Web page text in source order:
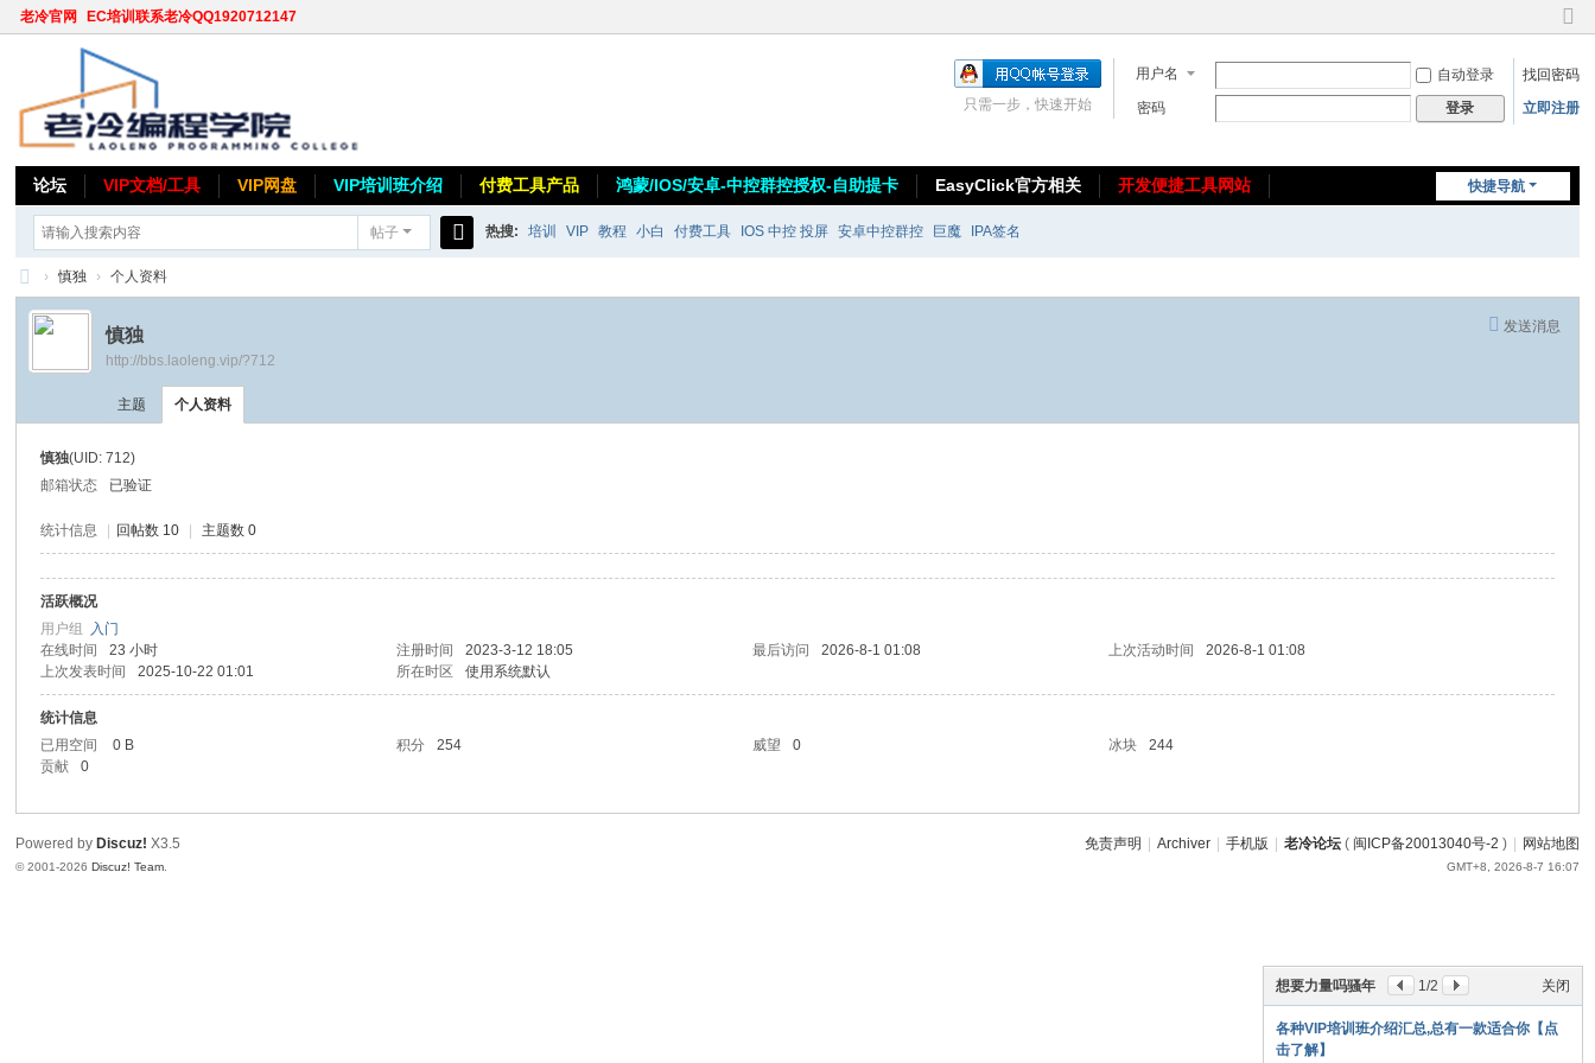
老冷官网 EC培训联系老冷QQ1920712147
切
到
窄
用户名 自动登录
找回密码
密码
登录 立即注册
只需一步，快速开始
快捷导航
论坛 VIP文档/工具 VIP网盘 VIP培训班介绍 付费工具产品 鸿蒙/IOS/安卓-中控群控授权-自助提卡 EasyClick官方相关
开发便捷工具网站
帖子
索
热搜: 培训 VIP 教程 小白 付费工具 IOS 中控 投屏 安卓中控群控 巨魔 IPA签名
老
› 慎独 › 个人资料
发送消息
慎独
http://bbs.laoleng.vip/?712
主题 个人资料
慎独(UID: 712)
邮箱状态
已验证
统计信息 回帖数 10 主题数 0
活跃概况
用户组
入门
在线时间
23 小时 注册时间 2023-3-12 18:05 最后访问 2026-8-1 01:08 上次活动时间
2026-8-1 01:08
上次发表时间
2025-10-22 01:01 所在时区 使用系统默认
统计信息
已用空间
0 B 积分 254 威望 0 冰块
244
贡献
0
关闭
想要力量吗骚年 1/2
各种VIP培训班介绍汇总,总有一款适合你【点
击了解】
免责声明 Archiver 手机版 老冷论坛( 闽ICP备20013040号-2 ) 网站地图
GMT+8, 2026-8-7 16:07
Powered by Discuz! X3.5
© 2001-2026Discuz! Team